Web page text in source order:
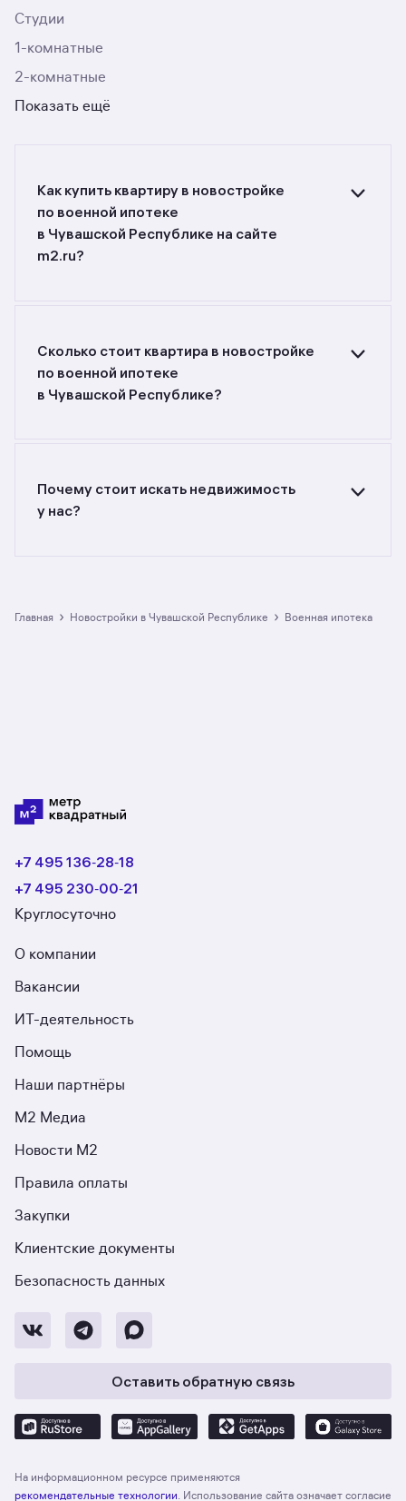
Студии
1-комнатные
2-комнатные
Показать ещё
Как купить квартиру в новостройке
по военной ипотеке
в Чувашской Республике на сайте
m2.ru?
фильтрами или поиском в разделе.
Сколько стоит квартира в новостройке
по военной ипотеке
в Чувашской Республике?
до кв. м., цена квадратного метра — от
до руб.
Почему стоит искать недвижимость
у нас?
в разделе размещено 7 ЖК. Гарантия сделки:
Главная › Новостройки в Чувашской Республике › военная ипотека
+7 495 136‑28‑18
+7 495 230‑00‑21
Круглосуточно
О компании
Вакансии
ИТ-деятельность
Помощь
Наши партнёры
М2 Медиа
Новости М2
Правила оплаты
Закупки
Клиентские документы
Безопасность данных
Оставить обратную связь
На информационном ресурсе применяются
рекомендательные технологии . Использование сайта означает согласие